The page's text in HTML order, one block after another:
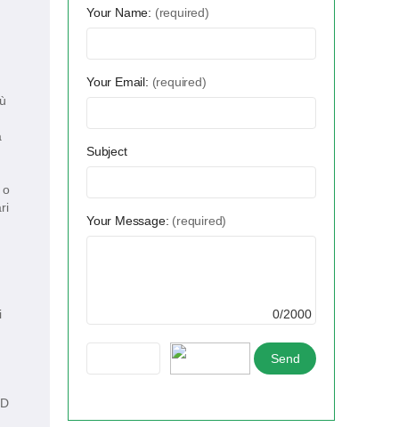
o
Your Name: (required)
Your Email: (required)
Subject
Your Message: (required)
0/2000